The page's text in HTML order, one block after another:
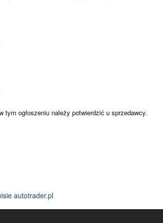
tym ogłoszeniu należy potwierdzić u sprzedawcy.
autotrader.pl